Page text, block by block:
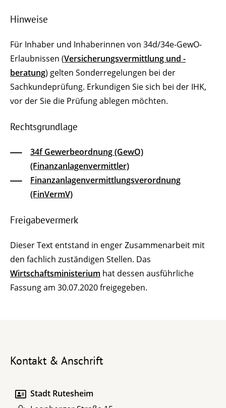
Hinweise
Für Inhaber und Inhaberinnen von 34d/34e-GewO-
Erlaubnissen (Versicherungsvermittlung und -
beratung) gelten Sonderregelungen bei der
Sachkundeprüfung. Erkundigen Sie sich bei der IHK,
vor der Sie die Prüfung ablegen möchten.
Rechtsgrundlage
34f Gewerbeordnung (GewO)
(Finanzanlagenvermittler)
Finanzanlagenvermittlungsverordnung
(FinVermV)
Freigabevermerk
Dieser Text entstand in enger Zusammenarbeit mit
den fachlich zuständigen Stellen. Das
Wirtschaftsministerium hat dessen ausführliche
Fassung am 30.07.2020 freigegeben.
Kontakt & Anschrift
Stadt Rutesheim